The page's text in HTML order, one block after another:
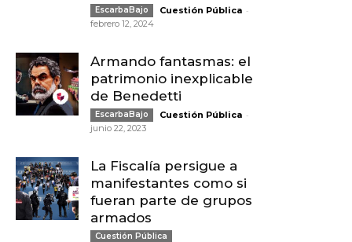
EscarbaBajo Cuestión Pública -
febrero 12, 2024
Armando fantasmas: el
patrimonio inexplicable
de Benedetti
EscarbaBajo Cuestión Pública -
junio 22, 2023
La Fiscalía persigue a
manifestantes como si
fueran parte de grupos
armados
Cuestión Pública